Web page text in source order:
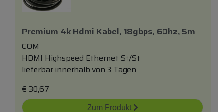
Premium 4k Hdmi Kabel, 18gbps, 60hz, 5m
COM
HDMI Highspeed Ethernet St/St
lieferbar innerhalb von 3 Tagen
€ 30,67
Zum Produkt